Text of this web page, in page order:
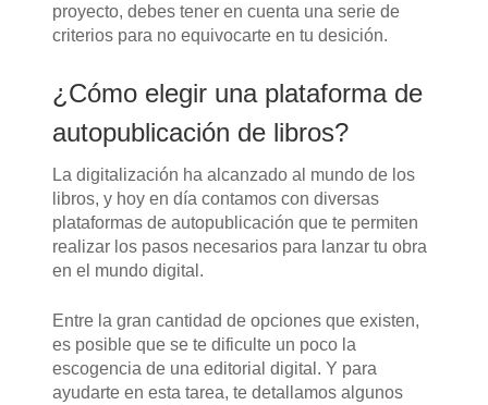
proyecto, debes tener en cuenta una serie de
criterios para no equivocarte en tu desición.
¿Cómo elegir una plataforma de
autopublicación de libros?
La digitalización ha alcanzado al mundo de los
libros, y hoy en día contamos con diversas
plataformas de autopublicación que te permiten
realizar los pasos necesarios para lanzar tu obra
en el mundo digital.
Entre la gran cantidad de opciones que existen,
es posible que se te dificulte un poco la
escogencia de una editorial digital. Y para
ayudarte en esta tarea, te detallamos algunos